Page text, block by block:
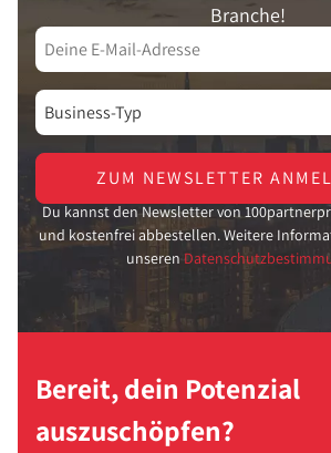
Branche!
ZUM NEWSLETTER
Du kannst den Newsletter von
und kostenfrei abbestellen. Weitere
unseren
Bereit, dein Potenzial
auszuschöpfen?